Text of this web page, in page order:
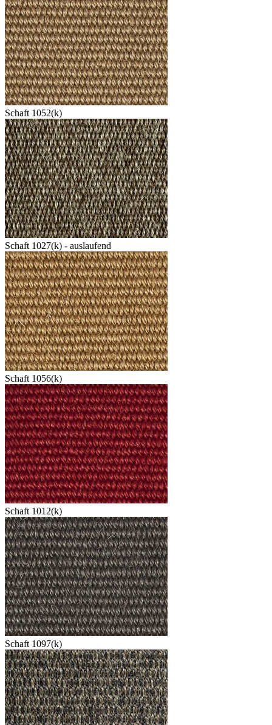
Schaft 1052(k)
Schaft 1027(k) - auslaufend
Schaft 1056(k)
Schaft 1012(k)
Schaft 1097(k)